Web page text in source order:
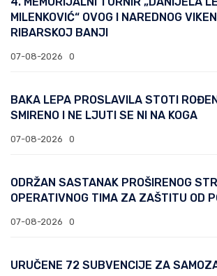
MILENKOVIĆ“ OVOG I NAREDNOG
RIBARSKOJ BANJI
07-08-2026 0
BAKA LEPA PROSLAVILA STOTI
SMIRENO I NE LJUTI SE NI NA KOGA
07-08-2026 0
ODRŽAN SASTANAK PROŠIRENOG
OPERATIVNOG TIMA ZA ZAŠTITU OD
07-08-2026 0
URUČENE 72 SUBVENCIJE ZA